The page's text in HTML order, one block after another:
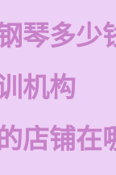
琴多少
机构
店铺在